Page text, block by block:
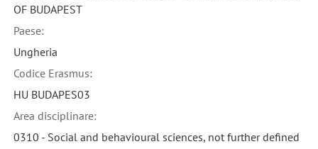
OF BUDAPEST
Paese:
Ungheria
Codice Erasmus:
HU BUDAPES03
Area disciplinare:
0310 - Social and behavioural sciences, not further defined